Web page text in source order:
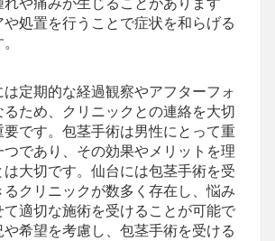
や痛みが生じることがあります
処置を行うことで症状を和らげる
は定期的な経過観察やアフターフォ
るため、クリニックとの連絡を大切
です。包茎手術は男性にとって重
であり、その効果やメリットを理
大切です。仙台には包茎手術を受
クリニックが数多く存在し、悩み
適切な施術を受けることが可能で
希望を考慮し、包茎手術を受ける